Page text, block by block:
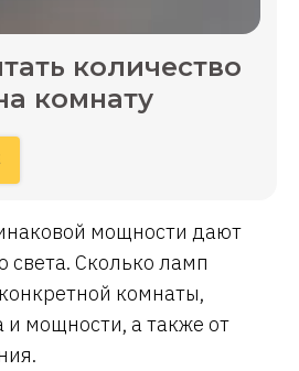
количество
комнату
мощности дают
света. Сколько ламп
комнаты,
и мощности, а также от